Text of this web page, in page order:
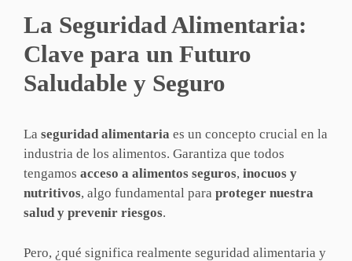
La Seguridad Alimentaria:
Clave para un Futuro
Saludable y Seguro
La seguridad alimentaria es un concepto crucial en la
industria de los alimentos. Garantiza que todos
tengamos acceso a alimentos seguros, inocuos y
nutritivos, algo fundamental para proteger nuestra
salud y prevenir riesgos.
Pero, ¿qué significa realmente seguridad alimentaria y